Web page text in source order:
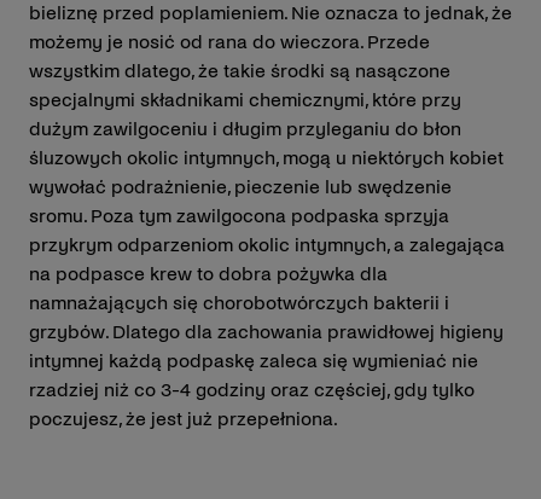
bieliznę przed poplamieniem. Nie oznacza to jednak, że
możemy je nosić od rana do wieczora. Przede
wszystkim dlatego, że takie środki są nasączone
specjalnymi składnikami chemicznymi, które przy
dużym zawilgoceniu i długim przyleganiu do błon
śluzowych okolic intymnych, mogą u niektórych kobiet
wywołać podrażnienie, pieczenie lub swędzenie
sromu. Poza tym zawilgocona podpaska sprzyja
przykrym odparzeniom okolic intymnych, a zalegająca
na podpasce krew to dobra pożywka dla
namnażających się chorobotwórczych bakterii i
grzybów. Dlatego dla zachowania prawidłowej higieny
intymnej każdą podpaskę zaleca się wymieniać nie
rzadziej niż co 3-4 godziny oraz częściej, gdy tylko
poczujesz, że jest już przepełniona.